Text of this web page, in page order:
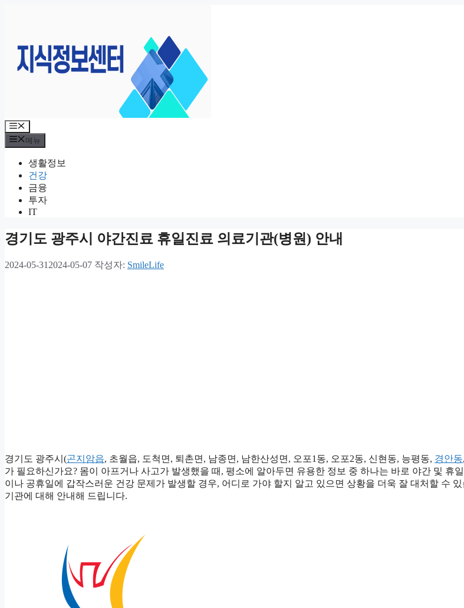
메
뉴
메뉴
생활정보
건강
금융
투자
IT
경기도 광주시 야간진료 휴일진료 의료기관(병원) 안내
2024-05-312024-05-07 작성자: SmileLife
경기도 광주시(곤지암읍, 초월읍, 도척면, 퇴촌면, 남종면, 남한산성면, 오포1동, 오포2동, 신현동, 능평동, 경안동
가 필요하신가요? 몸이 아프거나 사고가 발생했을 때, 평소에 알아두면 유용한 정보 중 하나는 바로 야간 및
이나 공휴일에 갑작스러운 건강 문제가 발생할 경우, 어디로 가야 할지 알고 있으면 상황을 더욱 잘 대처할 수
기관에 대해 안내해 드립니다.